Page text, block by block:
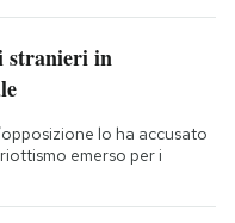
stranieri in
lo ha accusato
emerso per i